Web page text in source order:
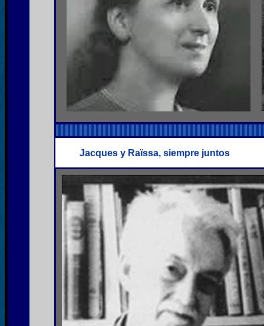
Jacques y Raïssa, siempre juntos